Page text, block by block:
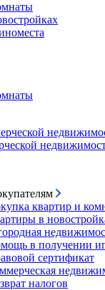
квартир и
в
в получении
сертификат
налогов